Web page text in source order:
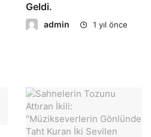
Geldi.
admin 1 yıl önce